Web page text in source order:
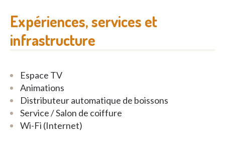
Expériences, services et
infrastructure
Espace TV
Animations
Distributeur automatique de boissons
Service / Salon de coiffure
Wi-Fi (Internet)